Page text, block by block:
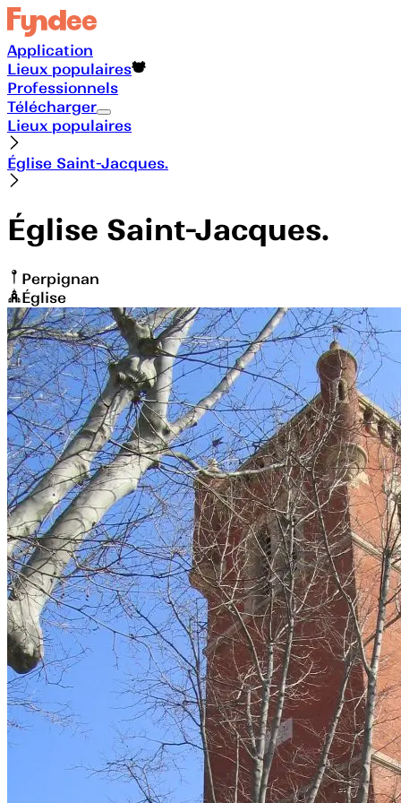
Application
Lieux populaires
Professionnels
Télécharger
Lieux populaires
Église Saint-Jacques.
Église Saint-Jacques.
Perpignan
Église